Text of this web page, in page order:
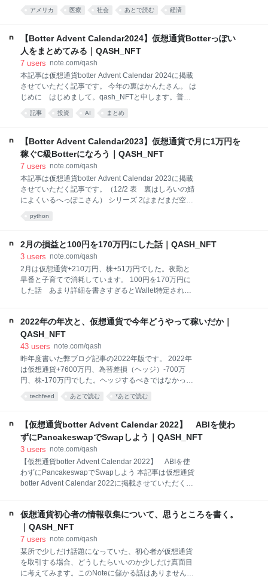
でにプログラムには著作権が認められ、「パックマ
認められていました。 そういう時代でしたので、オリ
ジナルの世界観を改変することについて疑問を抱くよ
うになっており、既存のゲーム
かを観ることにもなる。 とにかく、どこのチャンネル
も、どこの番組も大谷選手のニュースばかりやってい
いけど、そりゃこんなんじゃテレビも観なくなるし、
おろちんゆーチャンネルも200万人を突破するわけ
だ。 一方で、毎日アメリカのニュースをpodcastで聴
出てこないしデコピンも全く出てこない。ここ最近の
ニュースはLuigi Mangioneさん一色だ。ルイージ・マ
ンジオーニで良いのか。とにかくこの人のニュースば
っかりやっている。 このルイージは誰なのかという
物だ。こ
アメリカ 医療 社会 あとで読む 経済
【Botter Advent Calendar2024】仮想通貨Botterっぽい
人をまとめてみる｜QASH_NFT
7 users note.com/qash
本記事は仮想通貨botter Advent Calendar 2024に掲載
させていただく記事です。 今年の裏はかんたさん。 は
じめに はじめまして。qash_NFTと申します。普段
はBOTを用いたアービトラージを主体として、クラウ
ド代とメンタルを溶かしながらお金拾いしておりま
をする人はどれくらいいるのか、どのような方法でお
金を増やしているのか気になったので、公開情報
（Twitter,Note,Zenn,Mediumなど）から読み取れる情
はBotter lang:ja since:2022-01-01 until:2024-11-01
という感じの条件で引っかかった今でも活動していそ
うな人を抽出しました。 特に特別なツールは使わず、
手動でまとめていったので、間違っていたらごめんな
記事 投資 AI まとめ
【Botter Advent Calendar2023】仮想通貨で月に1万円を
稼ぐC級Botterになろう｜QASH_NFT
7 users note.com/qash
本記事は仮想通貨botter Advent Calendar 2023に掲載
させていただく記事です。（12/2 表 裏はしろいの鯖
によくいるへっぽこさん） シリーズ 2はまだまだ空い
に参加しました#botは儲からないからやめた方がいい
(🌸, 🌿)🛡️⚔️ (@CryptoHamHepyar) December 1, 2023
はじめに はじめまして。qash_NFTと申します。普
段はBOTを用いたアービトラージを主体として、クラ
ウド代とメンタルを溶かしながらお金拾いしておりま
す。 今回は、仮想通貨取引においてC級Botter(月に1
通貨の
python
2月の損益と100円を170万円にした話｜QASH_NFT
3 users note.com/qash
2月は仮想通貨+210万円、株+51万円でした。夜勤と
早番と子育てで消耗しています。 100円を170万円に
した話 あまり詳細を書きすぎるとWallet特定される
しては、Defillamaにすら載っていない超魔界チェーン
でFlashswapを用いたAtomic Arbを行い、ガス代とし
て持っていった100円分の仮想通貨を増やした感じで
す。 原資がなくても超魔界でお金を拾うパターンは得
意分野で、今回もミリ取れたので満足です。 チェーン
への参入 とあるDiscordで話していると、某BCGが
ぞ！という情報を教えていただきました。 ガスが安い
程度）かつFlashswapが使用可能（
2022年の年次と、仮想通貨で今年どうやって稼いだか｜
QASH_NFT
43 users note.com/qash
昨年度書いた弊ブログ記事の2022年版です。 2022年
は仮想通貨+7600万円、為替差損（ヘッジ）-700万
円、株-170万円でした。ヘッジするべきではなかっ
た・・・。 2022の損益 わさわさしているのは
Cryptactをそのまま読み込んだため 本年度はバブル
したので、トレードをする人はかなり大変だったので
はないでしょうか。 非バブル期はお祈りロングや高
APRステーキングはもれなく死ぬので、安定した収益
の世話をしつつ仕事もしつつbotもやるのは死にそうな
ほど大変でしたが、累計利益も1億円を超え、一つの
目標を達成した気がしています。 本Noteを読むに当た
用語が多いです。 多分こんな感じになる人がほとんど
かと思います。やっている人にしか
techfeed あとで読む *あとで読む
【仮想通貨botter Advent Calendar 2022】 ABIを使わ
ずにPancakeswapでSwapしよう｜QASH_NFT
3 users note.com/qash
【仮想通貨botter Advent Calendar 2022】 ABIを使
わずにPancakeswapでSwapしよう 本記事は仮想通貨
botter Advent Calendar 2022に掲載させていただく記
て、クラウド代とメンタルを溶かしながら戦っており
ます。 今年度は、仮想通貨botter Advent Calendar
2022に参加させていただきました。 昨年度の仮想通
貨botter Advent Calendar 2021では、良質な記事（ポ
エム）や気づきなどがあり、参加しなかったことを後
で後悔しました。 私も最近はNoteや弊ブログでポエム
仮想通貨初心者の情報収集について、思うところを書く。
｜QASH_NFT
7 users note.com/qash
某所で少しだけ話題になっていた、初心者が仮想通貨
を取引する場合、どうしたらいいのか少しだけ真面目
に考えてみます。このNoteに儲かる話はありません。